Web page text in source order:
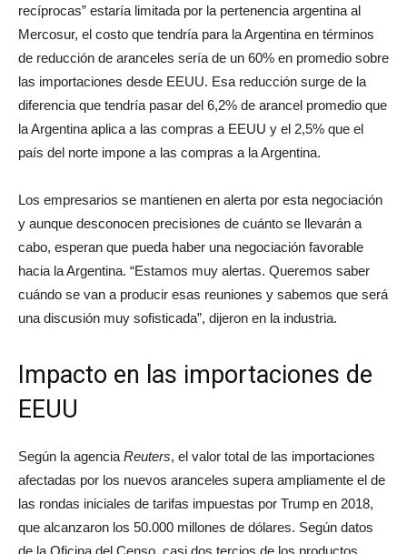
recíprocas” estaría limitada por la pertenencia argentina al
Mercosur, el costo que tendría para la Argentina en términos
de reducción de aranceles sería de un 60% en promedio sobre
las importaciones desde EEUU. Esa reducción surge de la
diferencia que tendría pasar del 6,2% de arancel promedio que
la Argentina aplica a las compras a EEUU y el 2,5% que el
país del norte impone a las compras a la Argentina.
Los empresarios se mantienen en alerta por esta negociación
y aunque desconocen precisiones de cuánto se llevarán a
cabo, esperan que pueda haber una negociación favorable
hacia la Argentina. “Estamos muy alertas. Queremos saber
cuándo se van a producir esas reuniones y sabemos que será
una discusión muy sofisticada”, dijeron en la industria.
Impacto en las importaciones de
EEUU
Según la agencia Reuters, el valor total de las importaciones
afectadas por los nuevos aranceles supera ampliamente el de
las rondas iniciales de tarifas impuestas por Trump en 2018,
que alcanzaron los 50.000 millones de dólares. Según datos
de la Oficina del Censo, casi dos tercios de los productos